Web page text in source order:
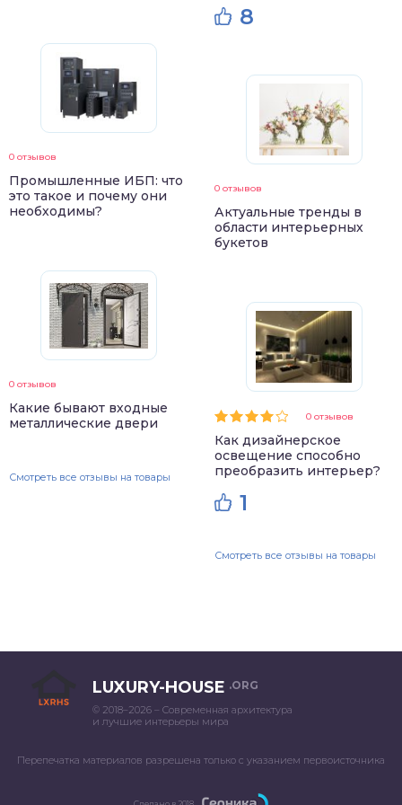
0 отзывов
Промышленные ИБП: что
это такое и почему они
необходимы?
0 отзывов
Какие бывают входные
металлические двери
Смотреть все отзывы на товары
8
0 отзывов
Актуальные тренды в
области интерьерных
букетов
0 отзывов
Как дизайнерское
освещение способно
преобразить интерьер?
1
Смотреть все отзывы на товары
LUXURY-HOUSE .ORG
© 2018–2026 – Современная архитектура
и лучшие интерьеры мира
Перепечатка материалов разрешена только с указанием первоисточника